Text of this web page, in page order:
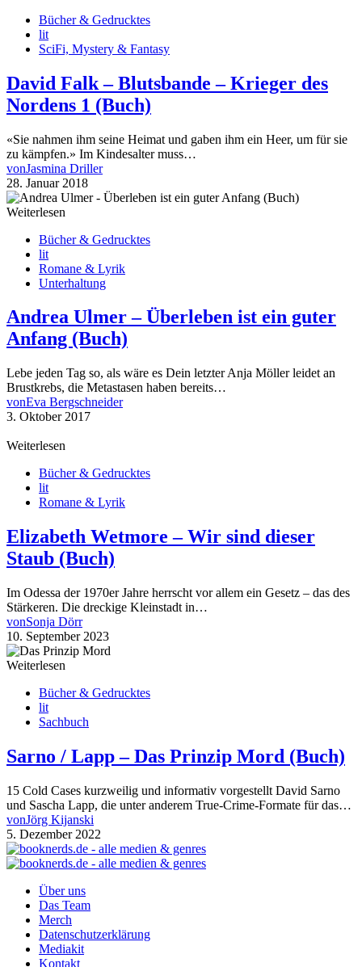
Bücher & Gedrucktes
lit
SciFi, Mystery & Fantasy
David Falk – Blutsbande – Krieger des
Nordens 1 (Buch)
«Sie nahmen ihm seine Heimat und gaben ihm ein Heer, um für sie
zu kämpfen.» Im Kindesalter muss…
vonJasmina Driller
28. Januar 2018
Weiterlesen
Bücher & Gedrucktes
lit
Romane & Lyrik
Unterhaltung
Andrea Ulmer – Überleben ist ein guter
Anfang (Buch)
Lebe jeden Tag so, als wäre es Dein letzter Anja Möller leidet an
Brustkrebs, die Metastasen haben bereits…
vonEva Bergschneider
3. Oktober 2017
Weiterlesen
Bücher & Gedrucktes
lit
Romane & Lyrik
Elizabeth Wetmore – Wir sind dieser
Staub (Buch)
Im Odessa der 1970er Jahre herrscht vor allem ein Gesetz – das des
Stärkeren. Die dreckige Kleinstadt in…
vonSonja Dörr
10. September 2023
Weiterlesen
Bücher & Gedrucktes
lit
Sachbuch
Sarno / Lapp – Das Prinzip Mord (Buch)
15 Cold Cases kurzweilig und informativ vorgestellt David Sarno
und Sascha Lapp, die unter anderem True-Crime-Formate für das…
vonJörg Kijanski
5. Dezember 2022
Über uns
Das Team
Merch
Datenschutzerklärung
Mediakit
Kontakt